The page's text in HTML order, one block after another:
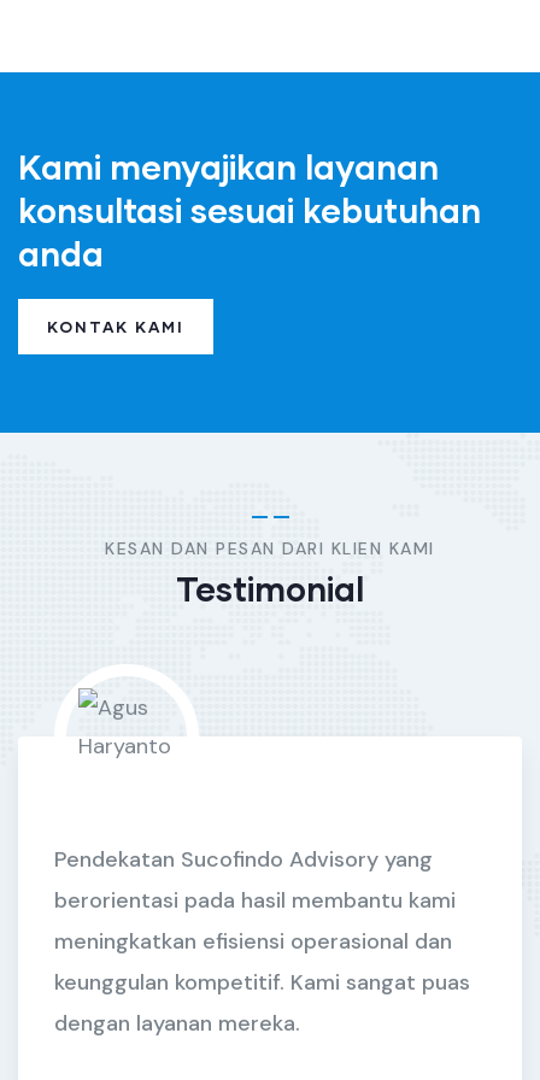
Kami menyajikan layanan
konsultasi sesuai kebutuhan
anda
KONTAK KAMI
KESAN DAN PESAN DARI KLIEN KAMI
Testimonial
Sucofindo Advisory yang
pada hasil membantu kami
efisiensi operasional dan
kompetitif. Kami sangat puas
mereka.
Mereka
dan